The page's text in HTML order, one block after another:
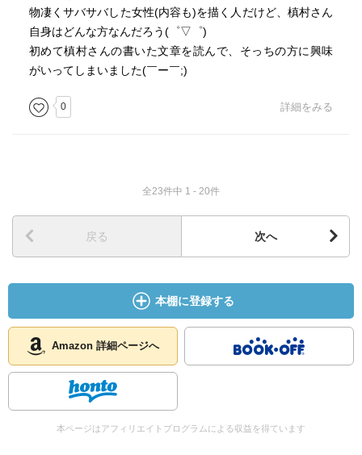
物凄くサバサバした女性(内容も)を描く人だけど、槙村さん
自身はどんな方なんだろう(゜▽゜)
初めて槙村さんの書いた文章を読んで、そっちの方に興味
がいってしまいました(￣ー￣;)
0 詳細をみる
全23件中 1 - 20件
戻る 次へ
本棚に登録する
Amazon 詳細ページへ
本ページはアフィリエイトプログラムによる収益を得ています